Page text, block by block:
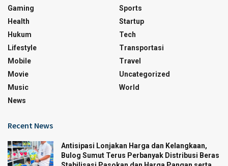
Gaming
Health
Hukum
Lifestyle
Mobile
Movie
Music
News
Sports
Startup
Tech
Transportasi
Travel
Uncategorized
World
Recent News
Antisipasi Lonjakan Harga dan Kelangkaan,
Bulog Sumut Terus Perbanyak Distribusi Beras